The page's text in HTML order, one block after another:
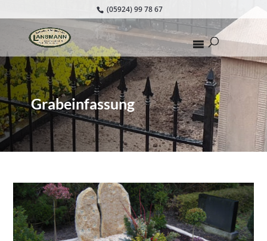
(05924) 99 78 67
Grabeinfassung